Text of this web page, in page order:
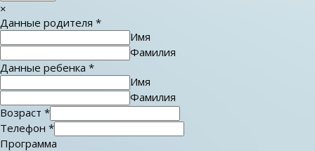
×
Данные родителя *
Имя
Фамилия
Данные ребенка *
Имя
Фамилия
Возраст *
Телефон *
Программа